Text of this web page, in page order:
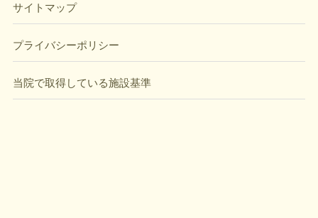
サイトマップ
プライバシーポリシー
当院で取得している施設基準